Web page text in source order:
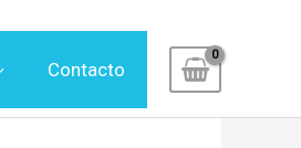
Contacto